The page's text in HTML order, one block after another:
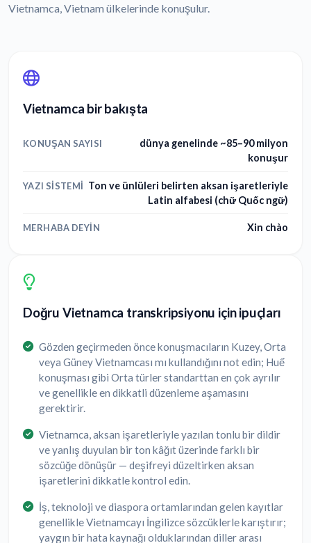
Vietnamca, Vietnam ülkelerinde konuşulur.
Vietnamca bir bakışta
KONUŞAN SAYISI
dünya genelinde ~85–90 milyon
konuşur
YAZI SISTEMI Ton ve ünlüleri belirten aksan işaretleriyle
Latin alfabesi (chữ Quốc ngữ)
MERHABA DEYIN Xin chào
Doğru Vietnamca transkripsiyonu için ipuçları
Gözden geçirmeden önce konuşmacıların Kuzey, Orta
veya Güney Vietnamcası mı kullandığını not edin; Huế
konuşması gibi Orta türler standarttan en çok ayrılır
ve genellikle en dikkatli düzenleme aşamasını
gerektirir.
Vietnamca, aksan işaretleriyle yazılan tonlu bir dildir
ve yanlış duyulan bir ton kâğıt üzerinde farklı bir
sözcüğe dönüşür — deşifreyi düzeltirken aksan
işaretlerini dikkatle kontrol edin.
İş, teknoloji ve diaspora ortamlarından gelen kayıtlar
genellikle Vietnamcayı İngilizce sözcüklerle karıştırır;
yaygın bir hata kaynağı olduklarından diller arası